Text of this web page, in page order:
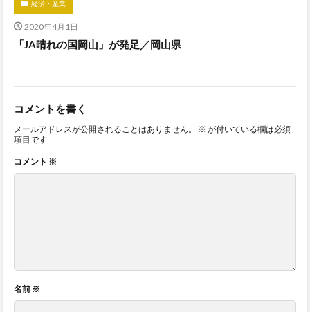
経済・産業
2020年4月1日
「JA晴れの国岡山」が発足／岡山県
コメントを書く
メールアドレスが公開されることはありません。 ※ が付いている欄は必須
項目です
コメント ※
名前 ※